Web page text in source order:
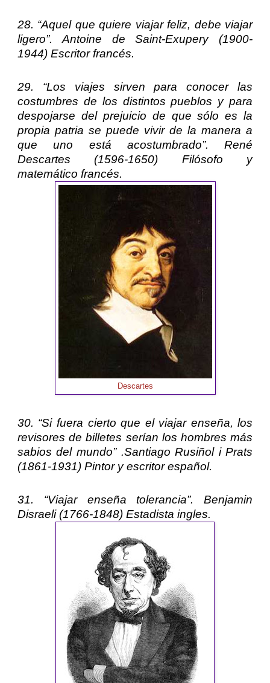
28. “Aquel que quiere viajar feliz, debe viajar
ligero”.Antoine de Saint-Exupery(1900-
1944) Escritor francés.
29. “Los viajes sirven para conocer las
costumbres de los distintos pueblos y para
despojarse del prejuicio de que sólo es la
propia patria se puede vivir de la manera a
que uno está acostumbrado”.René
Descartes (1596-1650) Filósofo y
matemático francés.
Descartes
30. “Si fuera cierto que el viajar enseña, los
revisores de billetes serían los hombres más
sabios del mundo” .Santiago Rusiñol i Prats
(1861-1931) Pintor y escritor español.
31. “Viajar enseña tolerancia”.Benjamin
Disraeli(1766-1848) Estadista ingles.